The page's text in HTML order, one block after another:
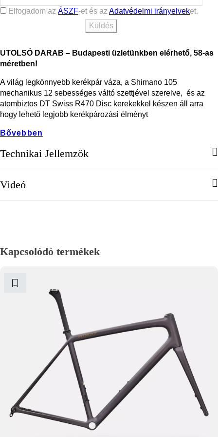
Elfogadom az ÁSZF-et és az Adatvédelmi irányelveket.
UTOLSÓ DARAB – Budapesti üzletünkben elérhető, 58-as
méretben!
A világ legkönnyebb kerékpár váza, a Shimano 105
mechanikus 12 sebességes váltó szettjével szerelve, és az
atombiztos DT Swiss R470 Disc kerekekkel készen áll arra
hogy lehető legjobb kerékpározási élményt
Bővebben
Technikai Jellemzők
Videó
Kapcsolódó termékek